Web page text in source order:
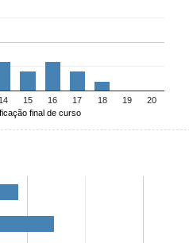
14 15 16 17 18 19 20
final de curso